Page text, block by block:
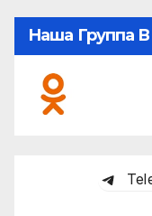
Наша Группа